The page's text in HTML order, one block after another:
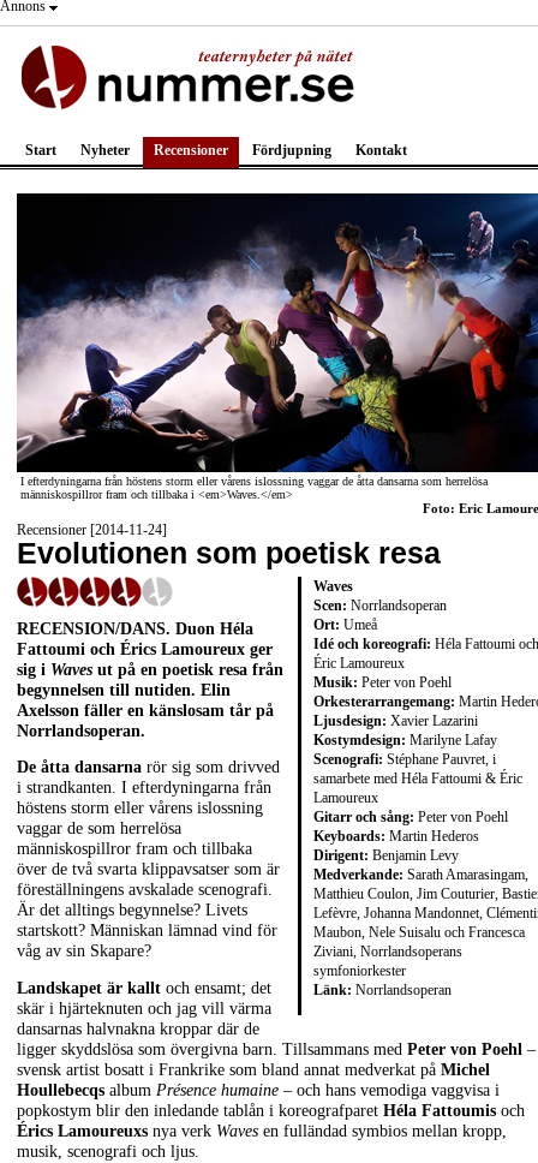
Annons
Start Nyheter Recensioner Fördjupning Kontakt
I efterdyningarna från höstens storm eller vårens islossning vaggar de åtta dansarna som herrelösa
människospillror fram och tillbaka i <em>Waves.</em>
Foto: Eric
Recensioner [2014-11-24]
Evolutionen som poetisk resa
Waves
Scen: Norrlandsoperan
Ort: Umeå
Idé och koreografi: Héla Fattoumi och
Éric Lamoureux
Musik: Peter von Poehl
Orkesterarrangemang: Martin
Ljusdesign: Xavier Lazarini
Kostymdesign: Marilyne Lafay
Scenografi: Stéphane Pauvret, i
samarbete med Héla Fattoumi & Éric
Lamoureux
Gitarr och sång: Peter von Poehl
Keyboards: Martin Hederos
Dirigent: Benjamin Levy
Medverkande: Sarath Amarasingam,
Matthieu Coulon, Jim Couturier,
Lefèvre, Johanna Mandonnet,
Maubon, Nele Suisalu och Francesca
Ziviani, Norrlandsoperans
symfoniorkester
Länk: Norrlandsoperan
RECENSION/DANS. Duon Héla
Fattoumi och Érics Lamoureux ger
sig i Waves ut på en poetisk resa från
begynnelsen till nutiden. Elin
Axelsson fäller en känslosam tår på
Norrlandsoperan.
De åtta dansarna rör sig som drivved
i strandkanten. I efterdyningarna från
höstens storm eller vårens islossning
vaggar de som herrelösa
människospillror fram och tillbaka
över de två svarta klippavsatser som är
föreställningens avskalade scenografi.
Är det alltings begynnelse? Livets
startskott? Människan lämnad vind för
våg av sin Skapare?
Landskapet är kallt och ensamt; det
skär i hjärteknuten och jag vill värma
dansarnas halvnakna kroppar där de
ligger skyddslösa som övergivna barn. Tillsammans med Peter von Poehl –
svensk artist bosatt i Frankrike som bland annat medverkat på Michel
Houllebecqs album Présence humaine – och hans vemodiga vaggvisa i
popkostym blir den inledande tablån i koreografparet Héla Fattoumis och
Érics Lamoureuxs nya verk Waves en fulländad symbios mellan kropp,
musik, scenografi och ljus.